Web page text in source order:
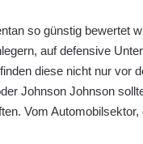
so günstig bewertet
auf defensive
diese nicht nur vor
Johnson Johnson
Vom